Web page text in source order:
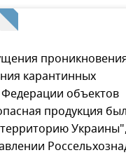
карантинных
объектов
продукция